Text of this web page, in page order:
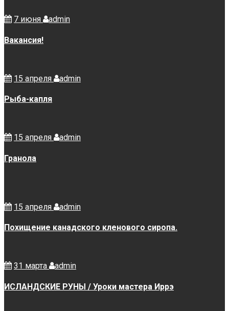
7 июня admin
Вакансия!
15 апреля admin
Рыба-капля
15 апреля admin
Гранола
15 апреля admin
Похищение канадского кленового сиропа.
31 марта admin
ИСЛАНДСКИЕ РУНЫ / Уроки мастера Иррэ